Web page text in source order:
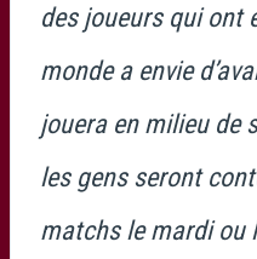
des joueurs qui ont
monde a envie
jouera en milieu de
les gens seront
matchs le mardi ou